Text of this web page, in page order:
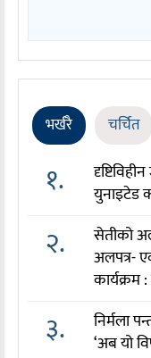
भर्खरै चर्चित
१.
युनाइटेड
२.
सेतीको
अलपत्र-
कार्यक्रम
३.
निर्मला
‘अब यो